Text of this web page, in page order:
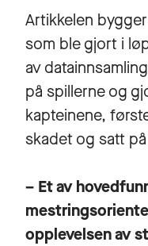
Artikkelen
som ble gjort i
av
på spillerne og
kapteinene,
skadet og satt
– Et av
opplevelsen av